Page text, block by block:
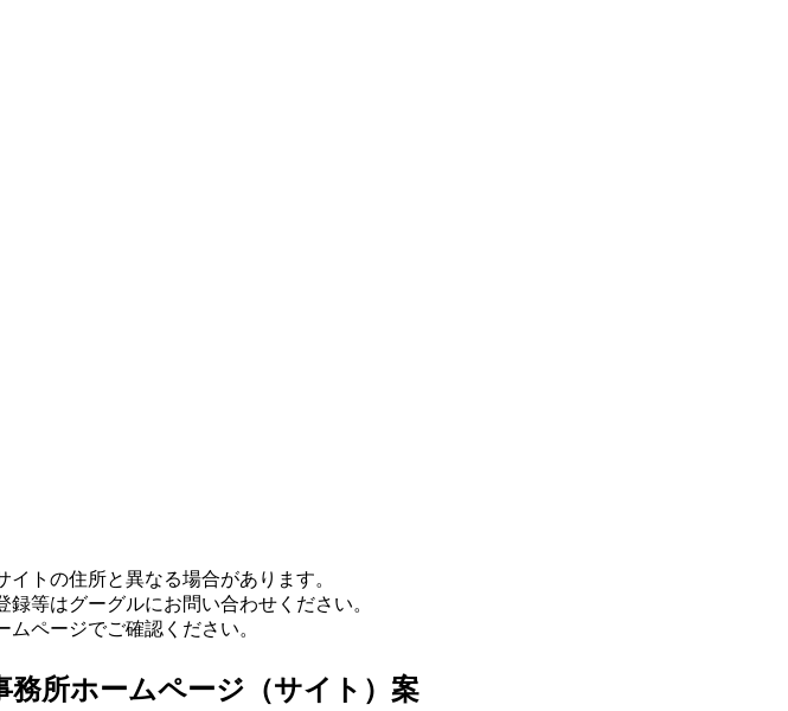
トの住所と異なる場合があります。
等はグーグルにお問い合わせください。
ページでご確認ください。
所ホームページ（サイト）案